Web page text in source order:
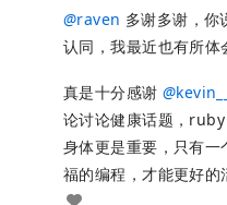
@raven 多谢多谢，你
认同，我最近也有所体
真是十分感谢 @
论讨论健康话题，
身体更是重要，只有
福的编程，才能更好的